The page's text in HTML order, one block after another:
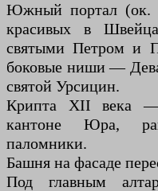
Южный портал (ок.
красивых в
святыми Петром и
боковые ниши —
святой Урсицин.
Крипта XII века —
кантоне Юра,
паломники.
Башня на фасаде
Под главным